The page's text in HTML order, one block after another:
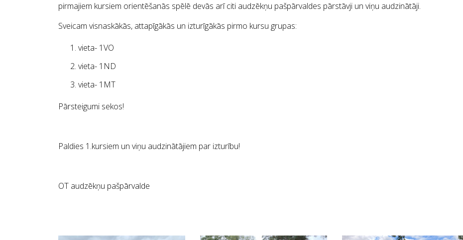
pirmajiem kursiem orientēšanās spēlē devās arī citi audzēkņu pašpārvaldes pārstāvji un viņu audzinātāji.
Sveicam visnaskākās, attapīgākās un izturīgākās pirmo kursu grupas:
vieta- 1VO
vieta- 1ND
vieta- 1MT
Pārsteigumi sekos!
Paldies 1.kursiem un viņu audzinātājiem par izturību!
OT audzēkņu pašpārvalde